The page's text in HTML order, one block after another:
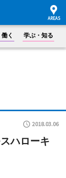
く 学ぶ・知る
2018.03.06
ハローキ